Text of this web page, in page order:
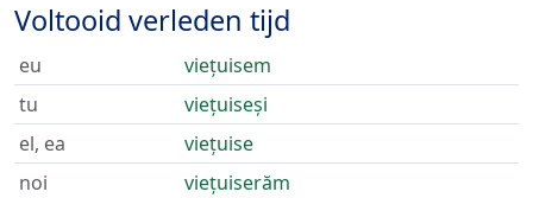
Voltooid verleden tijd
eu
viețuisem
tu
viețuiseși
el, ea
viețuise
noi
viețuiserăm